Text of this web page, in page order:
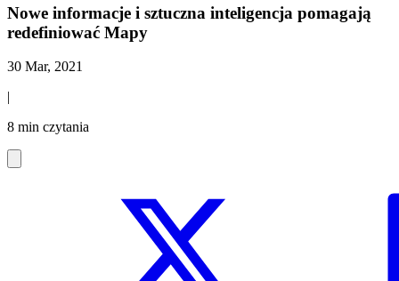
Nowe informacje i sztuczna inteligencja pomagają
redefiniować Mapy
30 Mar, 2021
|
8 min czytania